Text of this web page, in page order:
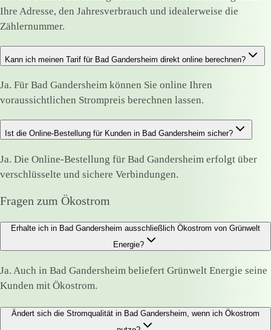
Ihre Adresse, den Jahresverbrauch und idealerweise die
Zählernummer.
Kann ich meinen Tarif für Bad Gandersheim direkt online berechnen?
Ja. Für Bad Gandersheim können Sie online Ihren
voraussichtlichen Strompreis berechnen lassen.
Ist die Online-Bestellung für Kunden in Bad Gandersheim sicher?
Ja. Die Online-Bestellung für Bad Gandersheim erfolgt über
verschlüsselte und sichere Verbindungen.
Fragen zum Ökostrom
Erhalte ich in Bad Gandersheim ausschließlich Ökostrom von Grünwelt
Energie?
Ja. Auch in Bad Gandersheim beliefert Grünwelt Energie seine
Kunden mit Ökostrom.
Ändert sich die Stromqualität in Bad Gandersheim, wenn ich Ökostrom